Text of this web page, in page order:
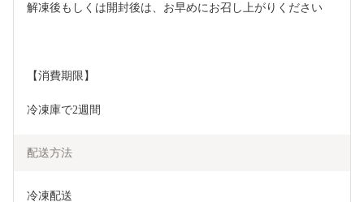
解凍後もしくは開封後は、お早めにお召し上がりください
【消費期限】
冷凍庫で2週間
配送方法
冷凍配送